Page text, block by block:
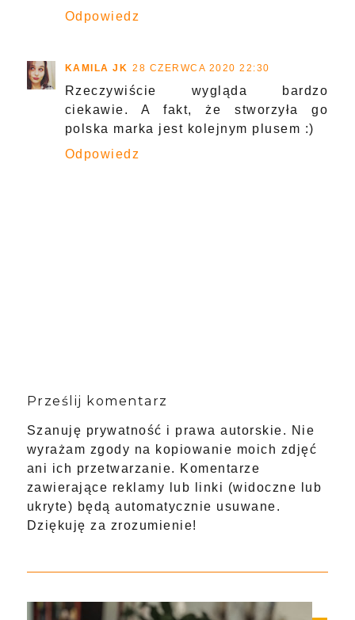
Odpowiedz
KAMILA JK 28 CZERWCA 2020 22:30
Rzeczywiście wygląda bardzo
ciekawie. A fakt, że stworzyła go
polska marka jest kolejnym plusem :)
Odpowiedz
Prześlij komentarz
Szanuję prywatność i prawa autorskie. Nie
wyrażam zgody na kopiowanie moich zdjęć
ani ich przetwarzanie. Komentarze
zawierające reklamy lub linki (widoczne lub
ukryte) będą automatycznie usuwane.
Dziękuję za zrozumienie!